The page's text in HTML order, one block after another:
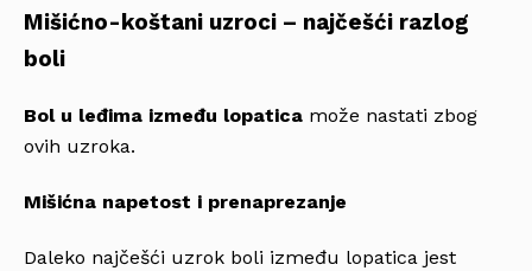
Mišićno-koštani uzroci – najčešći razlog
boli
Bol u leđima između lopatica može nastati zbog
ovih uzroka.
Mišićna napetost i prenaprezanje
Daleko najčešći uzrok boli između lopatica jest